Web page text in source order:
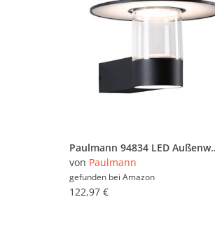
Paulmann 94834 LED
von Paulmann
gefunden bei Amazon
122,97 €